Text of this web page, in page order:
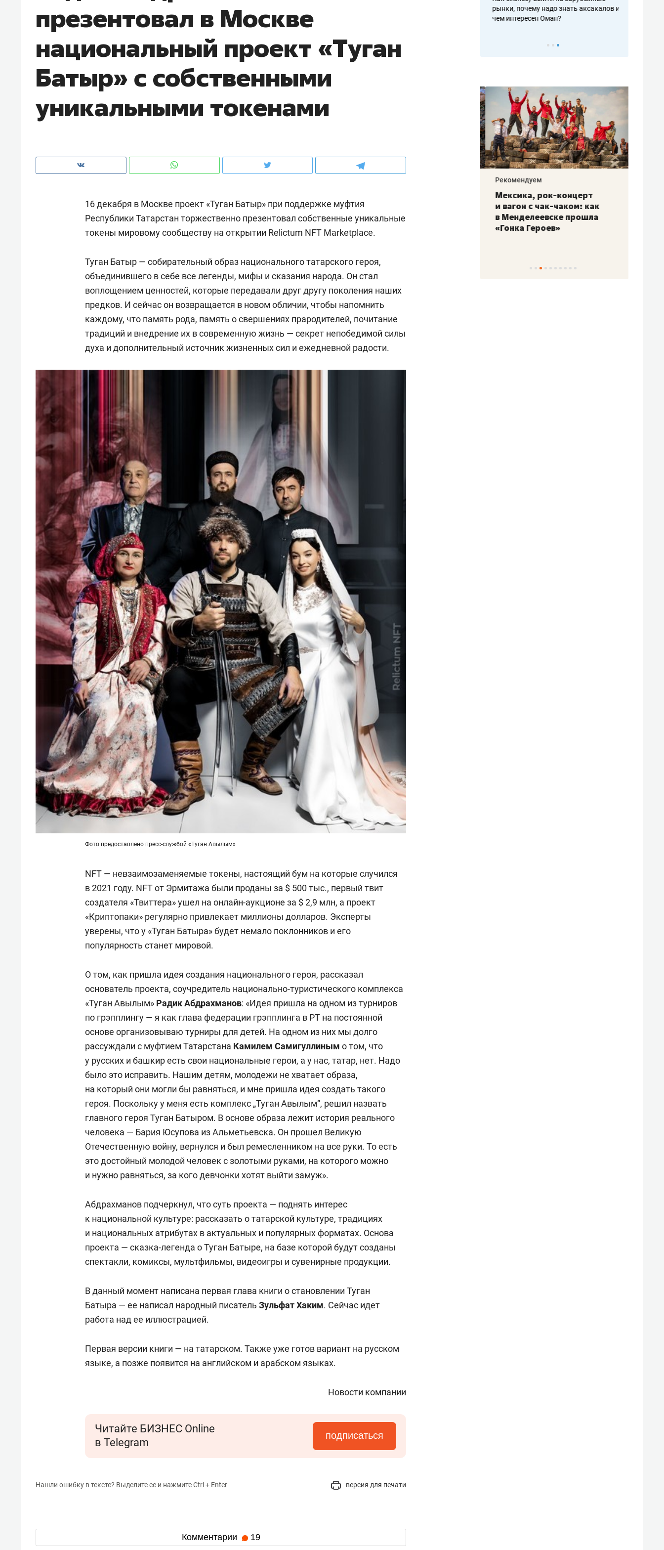
презентовал в Москве
национальный проект «Туган
Батыр» с собственными
уникальными токенами
16 декабря в Москве проект «Туган Батыр» при поддержке муфтия
Республики Татарстан торжественно презентовал собственные уникальные
токены мировому сообществу на открытии Relictum NFT Marketplace.
Туган Батыр — собирательный образ национального татарского героя,
объединившего в себе все легенды, мифы и сказания народа. Он стал
воплощением ценностей, которые передавали друг другу поколения наших
предков. И сейчас он возвращается в новом обличии, чтобы напомнить
каждому, что память рода, память о свершениях прародителей, почитание
традиций и внедрение их в современную жизнь — секрет непобедимой силы
духа и дополнительный источник жизненных сил и ежедневной радости.
Фото предоставлено пресс-службой «Туган Авылым»
NFT — невзаимозаменяемые токены, настоящий бум на которые случился
в 2021 году. NFT от Эрмитажа были проданы за $ 500 тыс., первый твит
создателя «Твиттера» ушел на онлайн-аукционе за $ 2,9 млн, а проект
«Криптопаки» регулярно привлекает миллионы долларов. Эксперты
уверены, что у «Туган Батыра» будет немало поклонников и его
популярность станет мировой.
О том, как пришла идея создания национального героя, рассказал
основатель проекта, соучредитель национально-туристического комплекса
«Туган Авылым» Радик Абдрахманов: «Идея пришла на одном из турниров
по грэпплингу — я как глава федерации грэпплинга в РТ на постоянной
основе организовываю турниры для детей. На одном из них мы долго
рассуждали с муфтием Татарстана Камилем Самигуллиным о том, что
у русских и башкир есть свои национальные герои, а у нас, татар, нет. Надо
было это исправить. Нашим детям, молодежи не хватает образа,
на который они могли бы равняться, и мне пришла идея создать такого
героя. Поскольку у меня есть комплекс „Туган Авылым“, решил назвать
главного героя Туган Батыром. В основе образа лежит история реального
человека — Бария Юсупова из Альметьевска. Он прошел Великую
Отечественную войну, вернулся и был ремесленником на все руки. То есть
это достойный молодой человек с золотыми руками, на которого можно
и нужно равняться, за кого девчонки хотят выйти замуж».
Абдрахманов подчеркнул, что суть проекта — поднять интерес
к национальной культуре: рассказать о татарской культуре, традициях
и национальных атрибутах в актуальных и популярных форматах. Основа
проекта — сказка-легенда о Туган Батыре, на базе которой будут созданы
спектакли, комиксы, мультфильмы, видеоигры и сувенирные продукции.
В данный момент написана первая глава книги о становлении Туган
Батыра — ее написал народный писатель Зульфат Хаким. Сейчас идет
работа над ее иллюстрацией.
Первая версии книги — на татарском. Также уже готов вариант на русском
языке, а позже появится на английском и арабском языках.
Новости компании
Читайте БИЗНЕС Online
в Telegram
подписаться
Нашли ошибку в тексте? Выделите ее и нажмите Ctrl + Enter версия для печати
Комментарии 19
рынки, почему надо знать аксакалов и
чем интересен Оман?
о трехкратном росте цен, дотошных
клиентах и чудных запросах мастеров
рынки, почему надо знать аксакалов и
чем интересен Оман?
создают оазис жилого
комфорта под Казанью
ID вместо ключа: какой будет
безопасность в ЖК «Нова»
природе, работа
с ментальным и физическим
состоянием как основа
антихрупких команд
Рекомендуем
Мексика, рок-концерт
и вагон с чак-чаком: как
в Менделеевске прошла
«Гонка Героев»